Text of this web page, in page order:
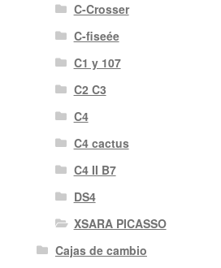
C-Crosser
C-fiseée
C1 y 107
C2 C3
C4
C4 cactus
C4 II B7
DS4
XSARA PICASSO
Cajas de cambio